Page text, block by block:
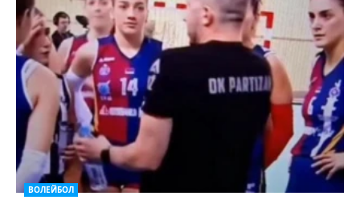
ВОЛЕЙБОЛ